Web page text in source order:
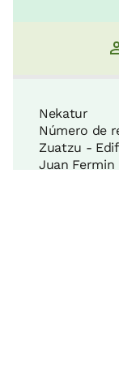
Nekatur
Número de
Zuatzu -
Juan Fermin